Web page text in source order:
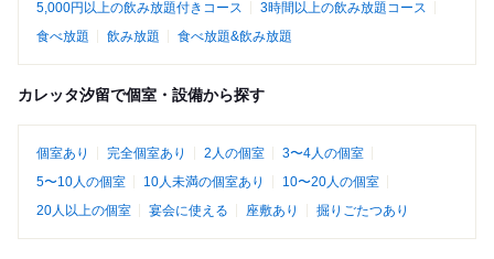
5,000円以上の飲み放題付きコース
3時間以上の飲み放題コース
食べ放題
飲み放題 食べ放題&飲み放題
カレッタ汐留で個室・設備から探す
個室あり 完全個室あり 2人の個室
3〜4人の個室
5〜10人の個室
10人未満の個室あり
10〜20人の個室
20人以上の個室
宴会に使える 座敷あり 掘りごたつあり